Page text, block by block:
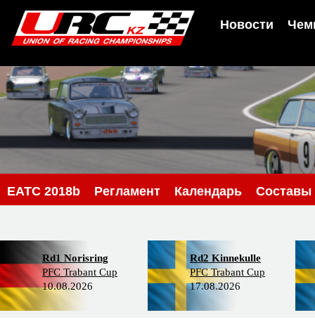
Новости
EATC 2018b Регламент Календарь Составы
Rd1 Norisring
PFC Trabant Cup
10.08.2026
Rd2 Kinnekulle
PFC Trabant Cup
17.08.2026